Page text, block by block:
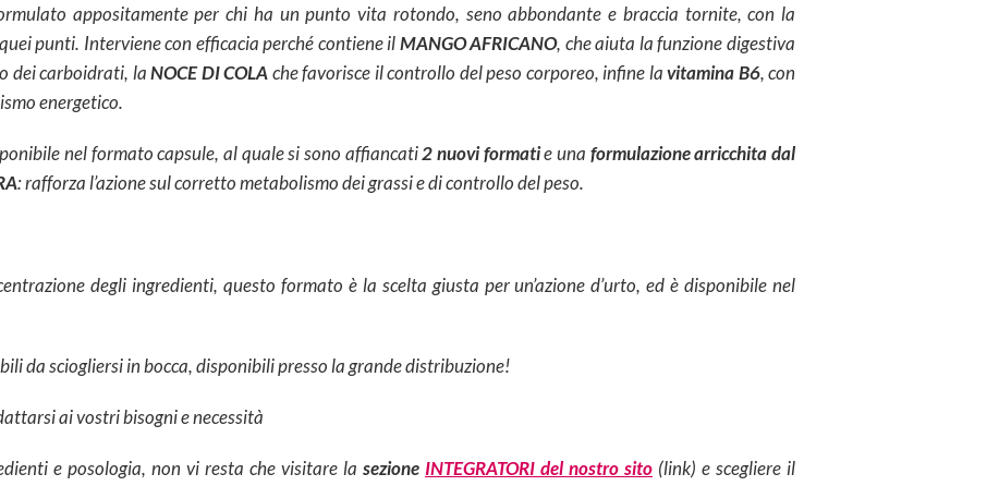
appositamente per chi ha un punto vita rotondo, seno abbondante e braccia tornite, con la
punti. Interviene con efficacia perché contiene ilMANGO AFRICANO, che aiuta la funzione digestiva
dei carboidrati, laNOCE DI COLAche favorisce il controllo del peso corporeo, infine lavitamina B6, con
energetico.
nel formato capsule, al quale si sono affiancati2 nuovi formatie una formulazione arricchita dal
: rafforza l’azione sul corretto metabolismo dei grassi e di controllo del peso.
degli ingredienti, questo formato è la scelta giusta per un’azione d’urto, ed è disponibile nel
da sciogliersi in bocca, disponibili presso la grande distribuzione!
ai vostri bisogni e necessità
e posologia, non vi resta che visitare la sezione INTEGRATORI del nostro sito (link) e scegliere il